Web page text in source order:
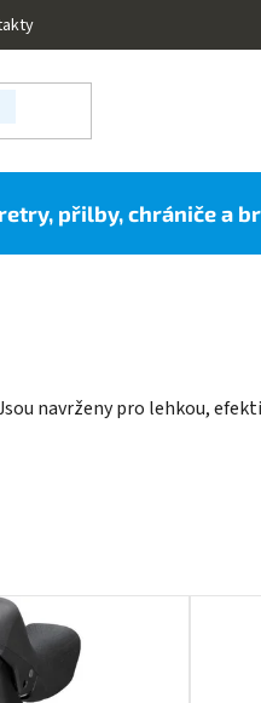
přilby, chrániče a
navrženy pro lehkou,